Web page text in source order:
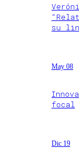
su
May 08
focal
Dic 19